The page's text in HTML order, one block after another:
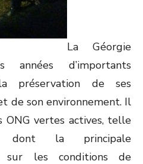
La Géorgie
d’importants
préservation de ses
de son environnement. Il
ONG vertes actives, telle
la principale
sur les conditions de